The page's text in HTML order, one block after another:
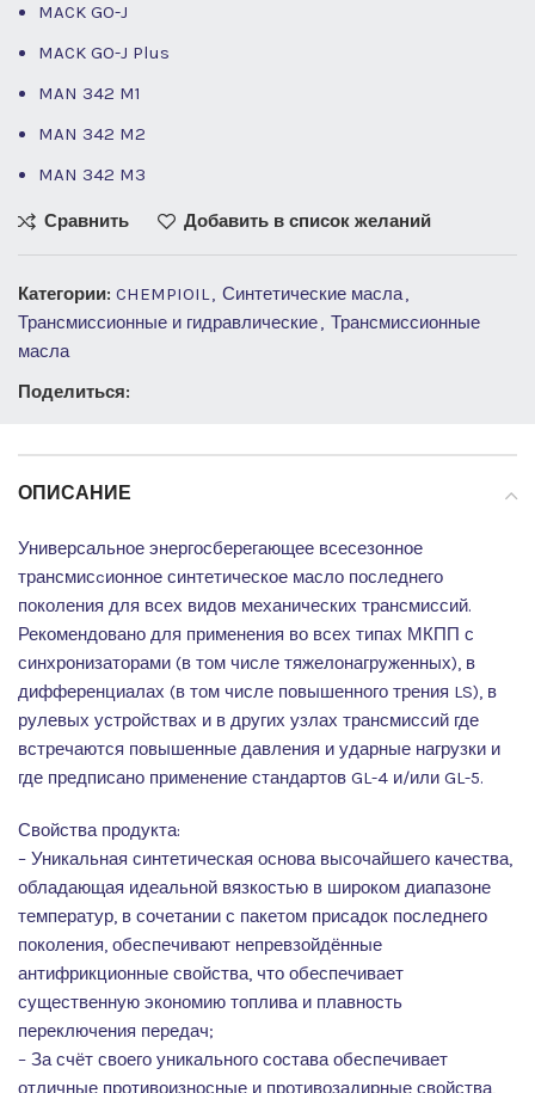
MACK GO-J
MACK GO-J Plus
MAN 342 M1
MAN 342 M2
MAN 342 M3
Сравнить Добавить в список желаний
Категории: CHEMPIOIL, Синтетические масла,
Трансмиссионные и гидравлические, Трансмиссионные
масла
Поделиться:
ОПИСАНИЕ
Универсальное энергосберегающее всесезонное
трансмисcионное синтетическое масло последнего
поколения для всех видов механических трансмиссий.
Рекомендовано для применения во всех типах МКПП с
синхронизаторами (в том числе тяжелонагруженных), в
дифференциалах (в том числе повышенного трения LS), в
рулевых устройствах и в других узлах трансмиссий где
встречаются повышенные давления и ударные нагрузки и
где предписано применение стандартов GL-4 и/или GL-5.
Свойства продукта:
– Уникальная синтетическая основа высочайшего качества,
обладающая идеальной вязкостью в широком диапазоне
температур, в сочетании с пакетом присадок последнего
поколения, обеспечивают непревзойдённые
антифрикционные свойства, что обеспечивает
существенную экономию топлива и плавность
переключения передач;
– За счёт своего уникального состава обеспечивает
отличные противоизносные и противозадирные свойства,